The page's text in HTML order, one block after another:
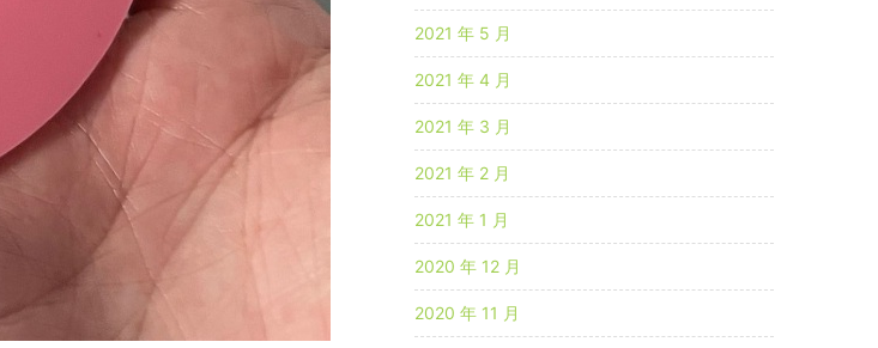
2021 年 5 月
2021 年 4 月
2021 年 3 月
2021 年 2 月
2021 年 1 月
2020 年 12 月
2020 年 11 月